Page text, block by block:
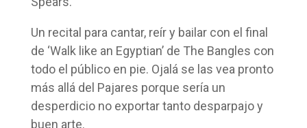
Un recital para cantar, reír y bailar con el final
de ‘Walk like an Egyptian’ de The Bangles con
todo el público en pie. Ojalá se las vea pronto
más allá del Pajares porque sería un
desperdicio no exportar tanto desparpajo y
buen arte.